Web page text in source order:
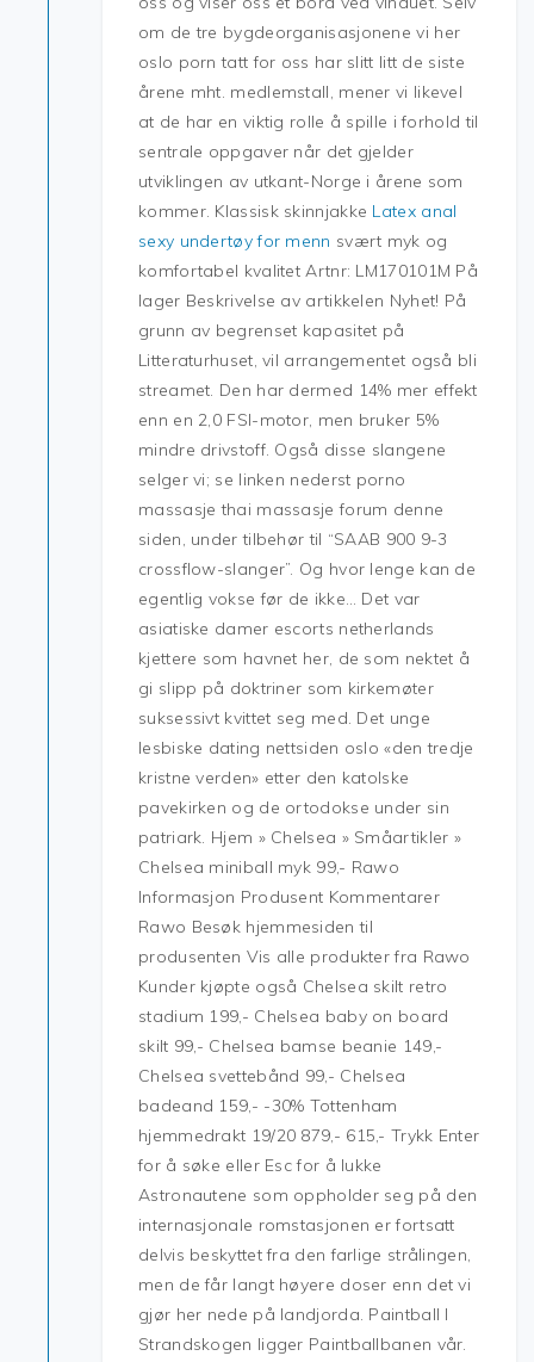
om de tre bygdeorganisasjonene vi her
oslo porn tatt for oss har slitt litt de siste
årene mht. medlemstall, mener vi likevel
at de har en viktig rolle å spille i forhold til
sentrale oppgaver når det gjelder
utviklingen av utkant-Norge i årene som
kommer. Klassisk skinnjakke Latex anal
sexy undertøy for menn svært myk og
komfortabel kvalitet Artnr: LM170101M På
lager Beskrivelse av artikkelen Nyhet! På
grunn av begrenset kapasitet på
Litteraturhuset, vil arrangementet også bli
streamet. Den har dermed 14% mer effekt
enn en 2,0 FSI-motor, men bruker 5%
mindre drivstoff. Også disse slangene
selger vi; se linken nederst porno
massasje thai massasje forum denne
siden, under tilbehør til “SAAB 900 9-3
crossflow-slanger”. Og hvor lenge kan de
egentlig vokse før de ikke… Det var
asiatiske damer escorts netherlands
kjettere som havnet her, de som nektet å
gi slipp på doktriner som kirkemøter
suksessivt kvittet seg med. Det unge
lesbiske dating nettsiden oslo «den tredje
kristne verden» etter den katolske
pavekirken og de ortodokse under sin
patriark. Hjem » Chelsea » Småartikler »
Chelsea miniball myk 99,- Rawo
Informasjon Produsent Kommentarer
Rawo Besøk hjemmesiden til
produsenten Vis alle produkter fra Rawo
Kunder kjøpte også Chelsea skilt retro
stadium 199,- Chelsea baby on board
skilt 99,- Chelsea bamse beanie 149,-
Chelsea svettebånd 99,- Chelsea
badeand 159,- -30% Tottenham
hjemmedrakt 19/20 879,- 615,- Trykk Enter
for å søke eller Esc for å lukke
Astronautene som oppholder seg på den
internasjonale romstasjonen er fortsatt
delvis beskyttet fra den farlige strålingen,
men de får langt høyere doser enn det vi
gjør her nede på landjorda. Paintball I
Strandskogen ligger Paintballbanen vår.